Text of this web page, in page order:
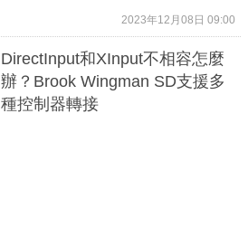
2023年12月08日 09:00
DirectInput和XInput不相容怎麼
辦？Brook Wingman SD支援多
種控制器轉接